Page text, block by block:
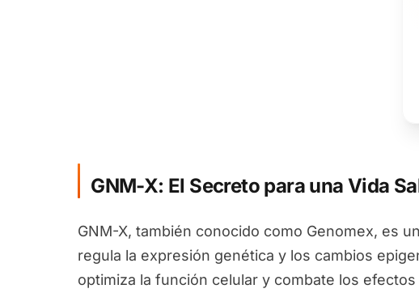
GNM-X: El Secreto para una Vida
GNM-X, también conocido como Genomex, es
regula la expresión genética y los cambios
optimiza la función celular y combate los